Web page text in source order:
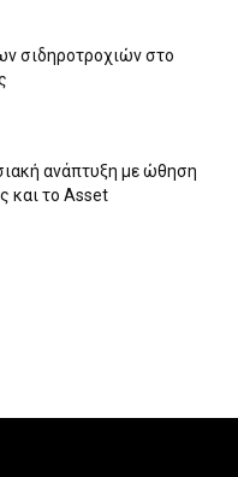
σιδηροτροχιών στο
ανάπτυξη με ώθηση
και το Asset